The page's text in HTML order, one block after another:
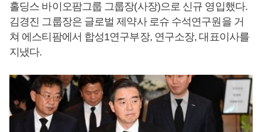
홀딩스 바이오팜그룹 그룹장(사장)으로 신규 영입했다.
김경진 그룹장은 글로벌 제약사 로슈 수석연구원을 거
쳐 에스티팜에서 합성1연구부장, 연구소장, 대표이사를
지냈다.